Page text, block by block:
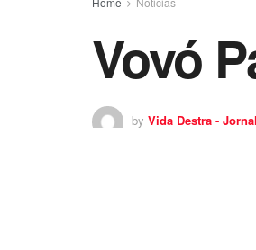
Vovó
by Vida Destra -